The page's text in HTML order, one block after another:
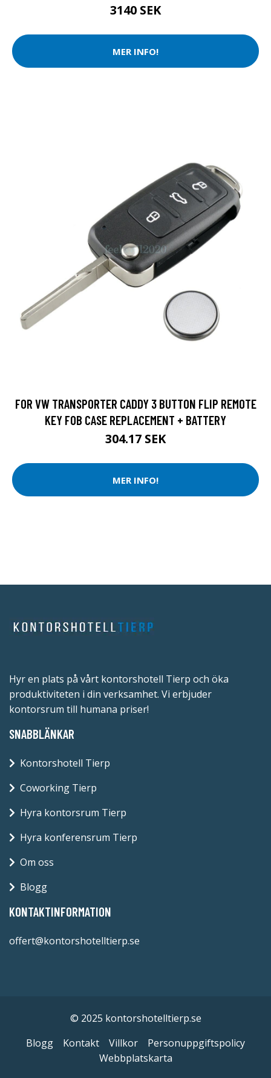
3140 SEK
MER INFO!
FOR VW TRANSPORTER CADDY 3 BUTTON FLIP REMOTE
KEY FOB CASE REPLACEMENT + BATTERY
304.17 SEK
MER INFO!
Hyr en plats på vårt kontorshotell Tierp och öka
produktiviteten i din verksamhet. Vi erbjuder
kontorsrum till humana priser!
SNABBLÄNKAR
Kontorshotell Tierp
Coworking Tierp
Hyra kontorsrum Tierp
Hyra konferensrum Tierp
Om oss
Blogg
KONTAKTINFORMATION
offert@kontorshotelltierp.se
© 2025 kontorshotelltierp.se
Blogg
Kontakt Villkor
Personuppgiftspolicy
Webbplatskarta